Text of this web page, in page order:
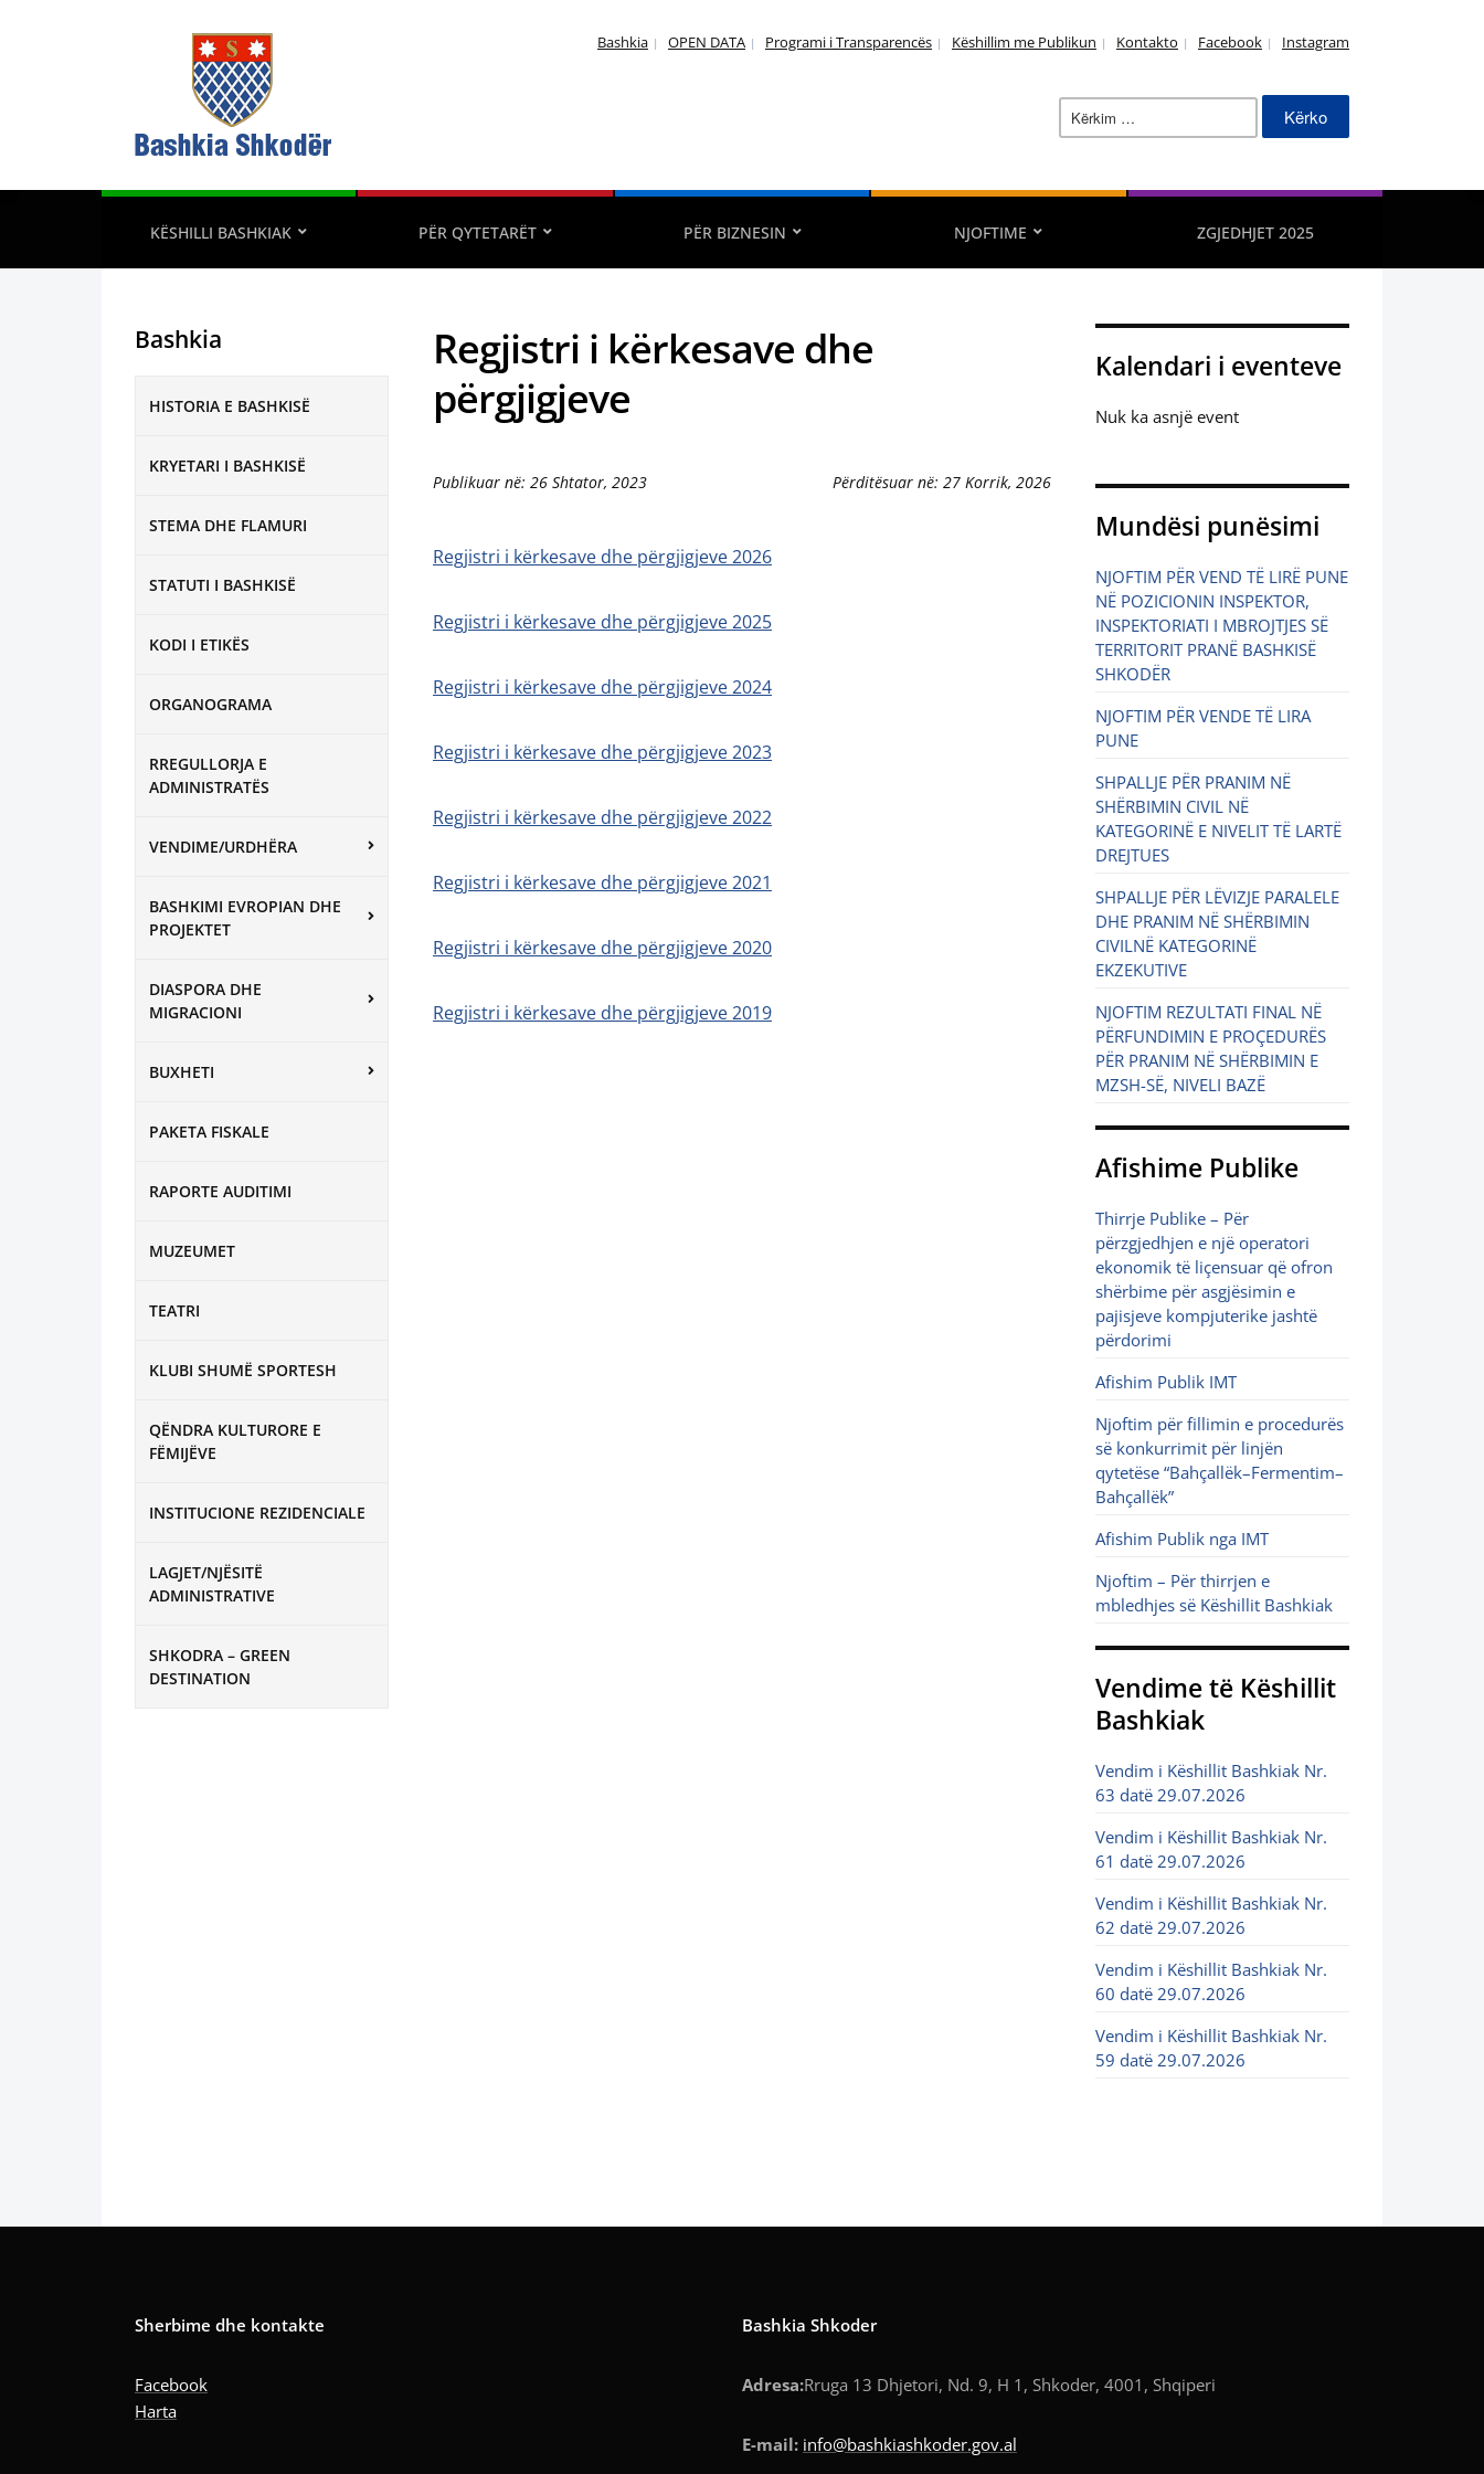
Bashkia OPEN DATA Programi i Transparencës Këshillim me Publikun Kontakto Facebook Instagram
Kërko
për:
KËSHILLI BASHKIAK PËR QYTETARËT PËR BIZNESIN NJOFTIME ZGJEDHJET 2025
Bashkia
HISTORIA E BASHKISË
KRYETARI I BASHKISË
STEMA DHE FLAMURI
STATUTI I BASHKISË
KODI I ETIKËS
ORGANOGRAMA
RREGULLORJA E
ADMINISTRATËS
VENDIME/URDHËRA
BASHKIMI EVROPIAN DHE
PROJEKTET
DIASPORA DHE
MIGRACIONI
BUXHETI
PAKETA FISKALE
RAPORTE AUDITIMI
MUZEUMET
TEATRI
KLUBI SHUMË SPORTESH
QËNDRA KULTURORE E
FËMIJËVE
INSTITUCIONE REZIDENCIALE
LAGJET/NJËSITË
ADMINISTRATIVE
SHKODRA – GREEN
DESTINATION
Regjistri i kërkesave dhe
përgjigjeve
Publikuar në: 26 Shtator, 2023 Përditësuar në: 27 Korrik, 2026
Regjistri i kërkesave dhe përgjigjeve 2026
Regjistri i kërkesave dhe përgjigjeve 2025
Regjistri i kërkesave dhe përgjigjeve 2024
Regjistri i kërkesave dhe përgjigjeve 2023
Regjistri i kërkesave dhe përgjigjeve 2022
Regjistri i kërkesave dhe përgjigjeve 2021
Regjistri i kërkesave dhe përgjigjeve 2020
Regjistri i kërkesave dhe përgjigjeve 2019
Kalendari i eventeve
Nuk ka asnjë event
Mundësi punësimi
NJOFTIM PËR VEND TË LIRË PUNE
NË POZICIONIN INSPEKTOR,
INSPEKTORIATI I MBROJTJES SË
TERRITORIT PRANË BASHKISË
SHKODËR
NJOFTIM PËR VENDE TË LIRA
PUNE
SHPALLJE PËR PRANIM NË
SHËRBIMIN CIVIL NË
KATEGORINË E NIVELIT TË LARTË
DREJTUES
SHPALLJE PËR LËVIZJE PARALELE
DHE PRANIM NË SHËRBIMIN
CIVILNË KATEGORINË
EKZEKUTIVE
NJOFTIM REZULTATI FINAL NË
PËRFUNDIMIN E PROÇEDURËS
PËR PRANIM NË SHËRBIMIN E
MZSH-SË, NIVELI BAZË
Afishime Publike
Thirrje Publike – Për
përzgjedhjen e një operatori
ekonomik të liçensuar që ofron
shërbime për asgjësimin e
pajisjeve kompjuterike jashtë
përdorimi
Afishim Publik IMT
Njoftim për fillimin e procedurës
së konkurrimit për linjën
qytetëse “Bahçallëk–Fermentim–
Bahçallëk”
Afishim Publik nga IMT
Njoftim – Për thirrjen e
mbledhjes së Këshillit Bashkiak
Vendime të Këshillit
Bashkiak
Vendim i Këshillit Bashkiak Nr.
63 datë 29.07.2026
Vendim i Këshillit Bashkiak Nr.
61 datë 29.07.2026
Vendim i Këshillit Bashkiak Nr.
62 datë 29.07.2026
Vendim i Këshillit Bashkiak Nr.
60 datë 29.07.2026
Vendim i Këshillit Bashkiak Nr.
59 datë 29.07.2026
Sherbime dhe kontakte
Facebook
Harta
Bashkia Shkoder
Adresa:Rruga 13 Dhjetori, Nd. 9, H 1, Shkoder, 4001, Shqiperi
E-mail: info@bashkiashkoder.gov.al